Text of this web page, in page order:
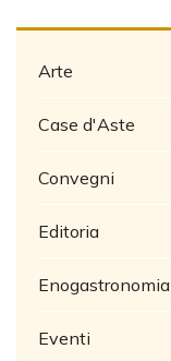
Arte
Case d'Aste
Convegni
Editoria
Enogastronomia
Eventi